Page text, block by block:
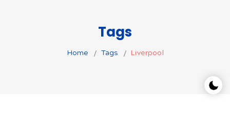
Tags
Home Tags Liverpool